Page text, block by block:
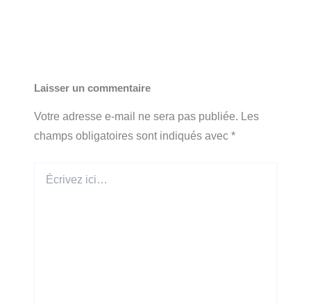
Laisser un commentaire
Votre adresse e-mail ne sera pas publiée. Les
champs obligatoires sont indiqués avec *
ici…